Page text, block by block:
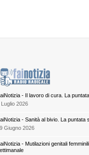
- Il lavoro di cura. La
Luglio 2026
- Sanità al bivio. La puntata
Giugno 2026
- Mutilazioni genitali